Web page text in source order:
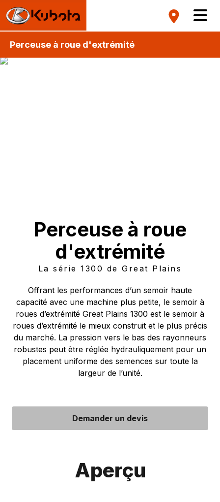
Perceuse à roue d'extrémité
Perceuse à roue
d'extrémité
La série 1300 de Great Plains
Offrant les performances d’un semoir haute
capacité avec une machine plus petite, le semoir à
roues d’extrémité Great Plains 1300 est le semoir à
roues d’extrémité le mieux construit et le plus précis
du marché. La pression vers le bas des rayonneurs
robustes peut être réglée hydrauliquement pour un
placement uniforme des semences sur toute la
largeur de l’unité.
Demander un devis
Aperçu